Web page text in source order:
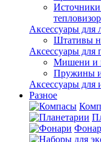
Источники
Аксессуары для
Штативы
Аксессуары для
Мишени и
Пружины
Аксессуары для
Разное